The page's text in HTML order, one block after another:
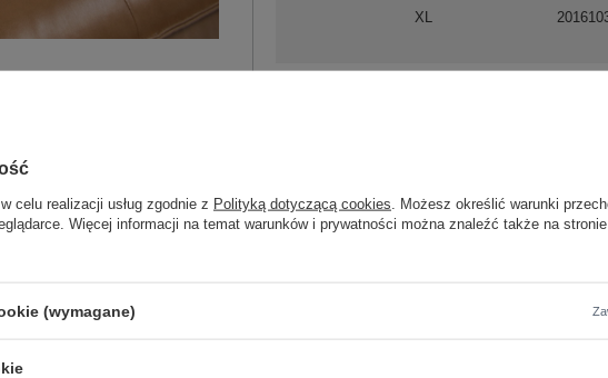
XL
L
ZALOGUJ
celu realizacji usług zgodnie z Polityką dotyczącą cookies . Możesz określić warunki
Więcej informacji na temat warunków i prywatności można znaleźć także na stronie
(wymagane)